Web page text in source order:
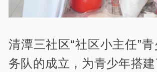
清潭三社区“社区小主任”
务队的成立，为青少年搭